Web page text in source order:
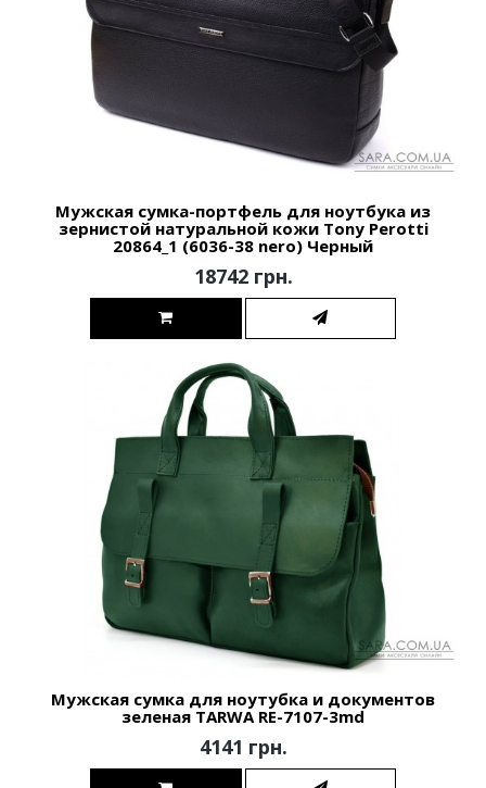
Мужская сумка-портфель для ноутбука из
зернистой натуральной кожи Tony Perotti
20864_1 (6036-38 nero) Черный
18742 грн.
Мужская сумка для ноутубка и документов
зеленая TARWA RE-7107-3md
4141 грн.